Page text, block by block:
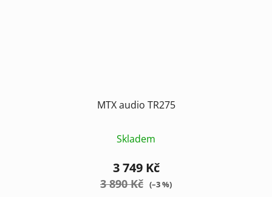
MTX audio TR275
Skladem
3 749 Kč
3 890 Kč (–3 %)